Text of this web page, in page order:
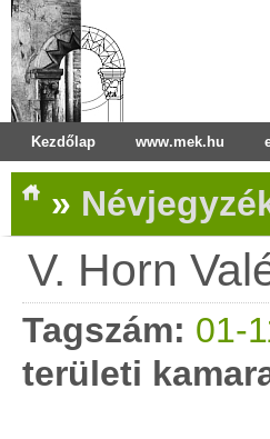
Kezdőlap www.mek.hu
»
V. Horn
Tagszám: 01-
területi